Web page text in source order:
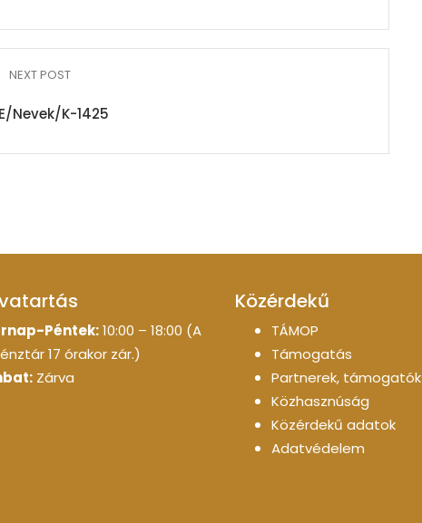
NEXT POST
Nevek/K-1425
Péntek:10:00 – 18:00 (A
17 órakor zár.)
Zárva
Közérdekű
TÁMOP
Támogatás
Partnerek, támogatók
Közhasznúság
Közérdekű adatok
Adatvédelem